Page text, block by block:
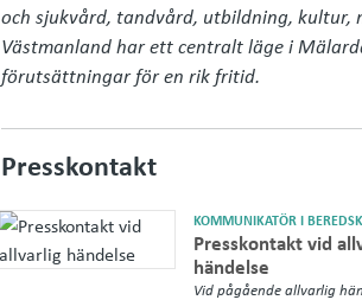
och sjukvård, tandvård, utbildning,
Västmanland har ett centralt läge i
förutsättningar för en rik fritid.
Presskontakt
KOMMUNIKATÖR I
Presskontakt vid
händelse
Vid pågående allvarlig